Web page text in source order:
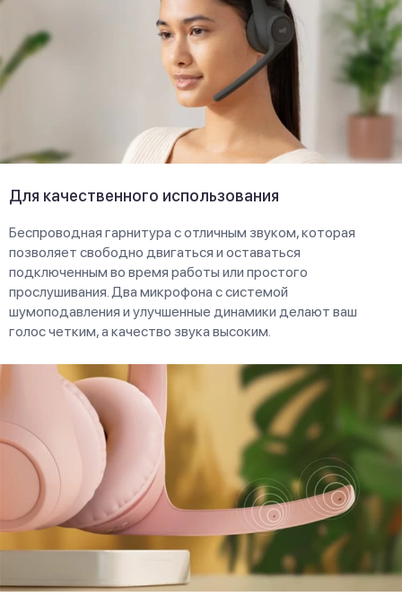
Для качественного использования
Беспроводная гарнитура с отличным звуком, которая
позволяет свободно двигаться и оставаться
подключенным во время работы или простого
прослушивания. Два микрофона с системой
шумоподавления и улучшенные динамики делают ваш
голос четким, а качество звука высоким.